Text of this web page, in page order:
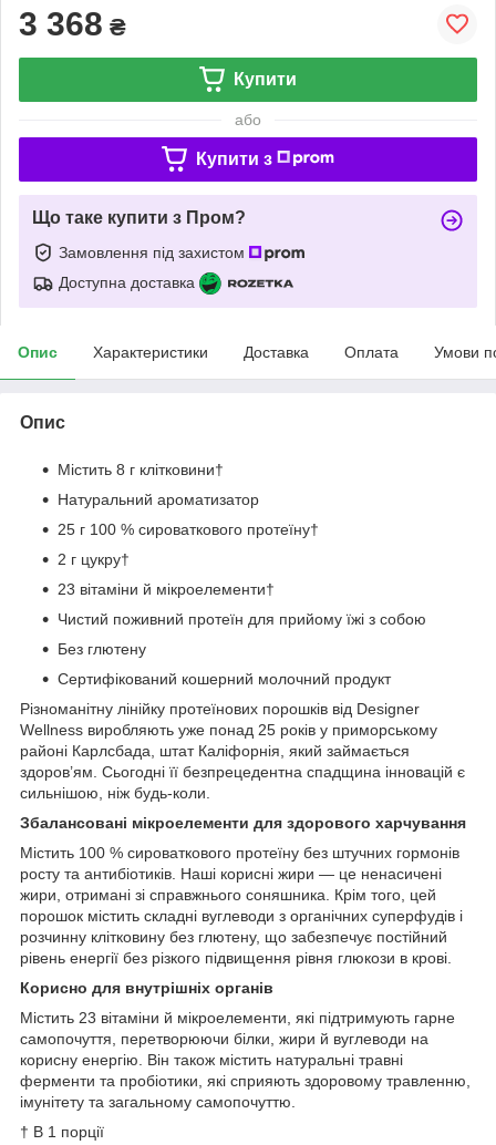
3 368 ₴
Купити
або
Купити з
Що таке купити з Пром?
Замовлення під захистом
Доступна доставка
Опис Характеристики Доставка Оплата Умови
Опис
Містить 8 г клітковини†
Натуральний ароматизатор
25 г 100 % сироваткового протеїну†
2 г цукру†
23 вітаміни й мікроелементи†
Чистий поживний протеїн для прийому їжі з собою
Без глютену
Сертифікований кошерний молочний продукт
Різноманітну лінійку протеїнових порошків від Designer
Wellness виробляють уже понад 25 років у приморському
районі Карлсбада, штат Каліфорнія, який займається
здоров’ям. Сьогодні її безпрецедентна спадщина інновацій є
сильнішою, ніж будь-коли.
Збалансовані мікроелементи для здорового харчування
Містить 100 % сироваткового протеїну без штучних гормонів
росту та антибіотиків. Наші корисні жири — це ненасичені
жири, отримані зі справжнього соняшника. Крім того, цей
порошок містить складні вуглеводи з органічних суперфудів і
розчинну клітковину без глютену, що забезпечує постійний
рівень енергії без різкого підвищення рівня глюкози в крові.
Корисно для внутрішніх органів
Містить 23 вітаміни й мікроелементи, які підтримують гарне
самопочуття, перетворюючи білки, жири й вуглеводи на
корисну енергію. Він також містить натуральні травні
ферменти та пробіотики, які сприяють здоровому травленню,
імунітету та загальному самопочуттю.
† В 1 порції